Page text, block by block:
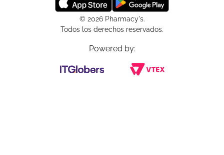
© 2026 Pharmacy's.
Todos los derechos reservados.
Powered by: